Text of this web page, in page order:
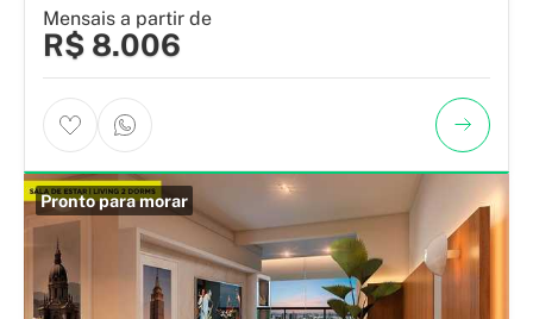
Mensais a partir de
R$ 8.006
Pronto para morar